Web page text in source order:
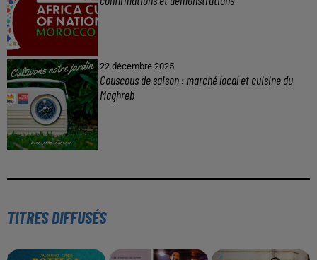
22 décembre 2025
Couscous de saison : marché local et cuisine du
Maghreb
TITRES DIFFUSÉS